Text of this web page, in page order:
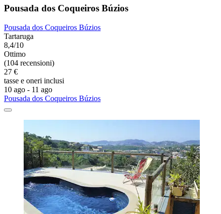
Pousada dos Coqueiros Búzios
Pousada dos Coqueiros Búzios
Tartaruga
8,4/10
Ottimo
(104 recensioni)
27 €
tasse e oneri inclusi
10 ago - 11 ago
Pousada dos Coqueiros Búzios